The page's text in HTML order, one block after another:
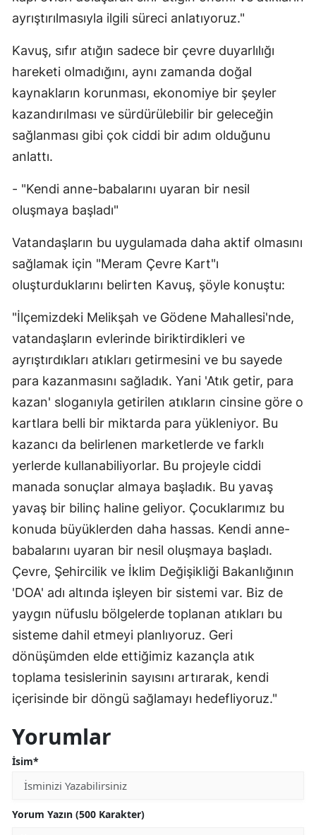
Samsun
Siirt
Sinop
Sivas
Tekirdağ
Trabzon
Uşak
Van
Yozgat
Zonguldak
Aksaray
Bayburt
Karaman
Kırıkkale
Batman
Şırnak
Bartın
Ardahan
Iğdır
Yalova
Karabük
ayrıştırılmasıyla ilgili süreci anlatıyoruz."
Kavuş, sıfır atığın sadece bir çevre duyarlılığı
hareketi olmadığını, aynı zamanda doğal
kaynakların korunması, ekonomiye bir şeyler
kazandırılması ve sürdürülebilir bir geleceğin
sağlanması gibi çok ciddi bir adım olduğunu
anlattı.
- "Kendi anne-babalarını uyaran bir nesil
oluşmaya başladı"
Vatandaşların bu uygulamada daha aktif olmasını
sağlamak için "Meram Çevre Kart"ı
oluşturduklarını belirten Kavuş, şöyle konuştu:
"İlçemizdeki Melikşah ve Gödene Mahallesi'nde,
vatandaşların evlerinde biriktirdikleri ve
ayrıştırdıkları atıkları getirmesini ve bu sayede
para kazanmasını sağladık. Yani 'Atık getir, para
kazan' sloganıyla getirilen atıkların cinsine göre o
kartlara belli bir miktarda para yükleniyor. Bu
kazancı da belirlenen marketlerde ve farklı
yerlerde kullanabiliyorlar. Bu projeyle ciddi
manada sonuçlar almaya başladık. Bu yavaş
yavaş bir bilinç haline geliyor. Çocuklarımız bu
konuda büyüklerden daha hassas. Kendi anne-
babalarını uyaran bir nesil oluşmaya başladı.
Çevre, Şehircilik ve İklim Değişikliği Bakanlığının
'DOA' adı altında işleyen bir sistemi var. Biz de
yaygın nüfuslu bölgelerde toplanan atıkları bu
sisteme dahil etmeyi planlıyoruz. Geri
dönüşümden elde ettiğimiz kazançla atık
toplama tesislerinin sayısını artırarak, kendi
içerisinde bir döngü sağlamayı hedefliyoruz."
Yorumlar
İsim*
Yorum Yazın (500 Karakter)